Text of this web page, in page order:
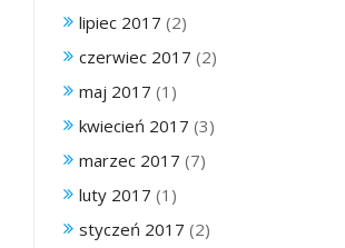
lipiec 2017 (2)
czerwiec 2017 (2)
maj 2017 (1)
kwiecień 2017 (3)
marzec 2017 (7)
luty 2017 (1)
styczeń 2017 (2)